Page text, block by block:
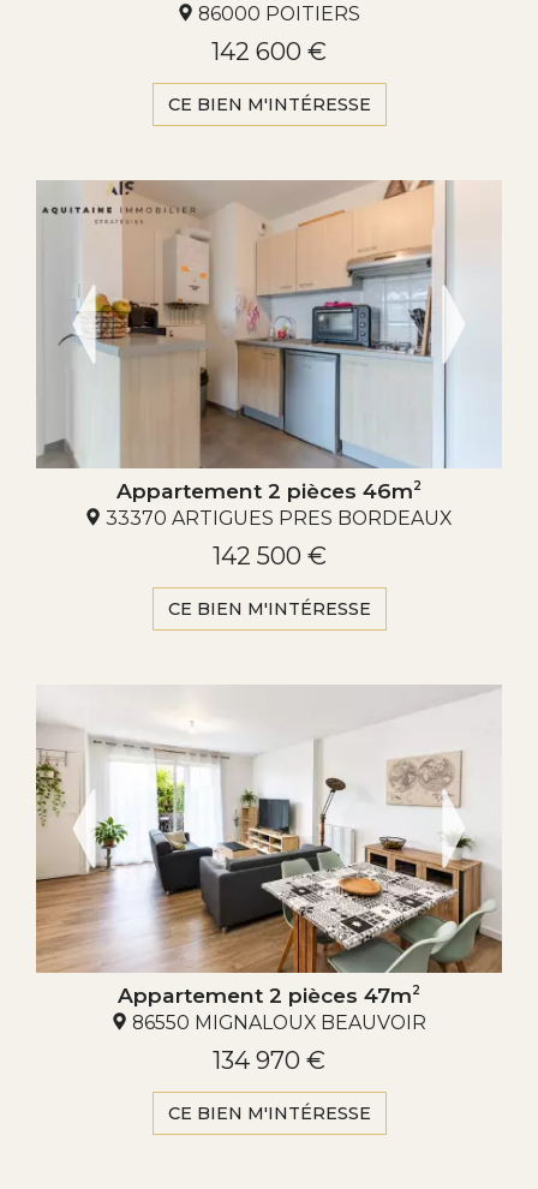
86000 POITIERS
142 600 €
CE BIEN M'INTÉRESSE
Appartement 2 pièces 46m2
33370 ARTIGUES PRES BORDEAUX
142 500 €
CE BIEN M'INTÉRESSE
Appartement 2 pièces 47m2
86550 MIGNALOUX BEAUVOIR
134 970 €
CE BIEN M'INTÉRESSE